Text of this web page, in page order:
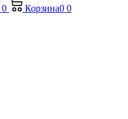
0 Корзина0 0